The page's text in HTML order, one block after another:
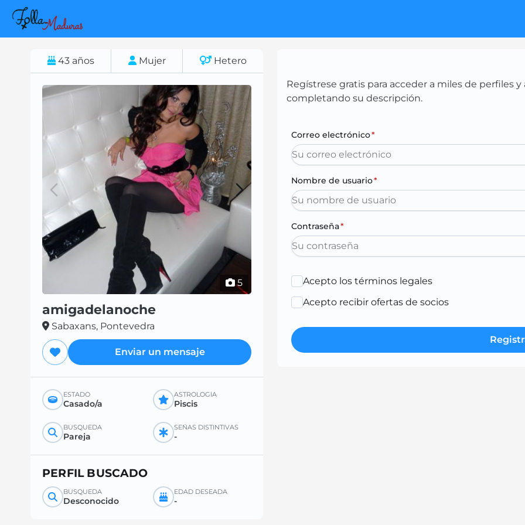
43 años Mujer Hetero
5
amigadelanoche
Sabaxans, Pontevedra
Enviar un mensaje
ESTADO
Casado/a
ASTROLOGÍA
Piscis
BÚSQUEDA
Pareja
SEÑAS DISTINTIVAS
-
PERFIL BUSCADO
BÚSQUEDA
Desconocido
EDAD DESEADA
-
Regístrese gratis para acceder a miles de perfiles
completando su descripción.
Correo electrónico*
Nombre de usuario*
Contraseña*
Acepto los términos legales
Acepto recibir ofertas de socios